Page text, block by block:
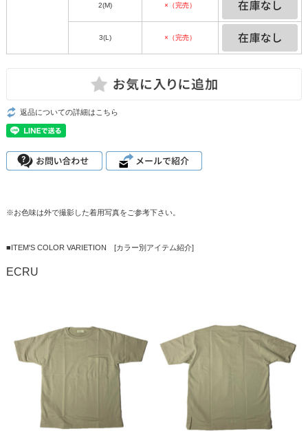
2(M) ×（完売）
3(L) ×（完売）
返品についての詳細はこちら
※お色味は外で撮影した着用写真をご参考下さい。
■ITEM'S COLOR VARIETION [カラー別アイテム紹介]
ECRU